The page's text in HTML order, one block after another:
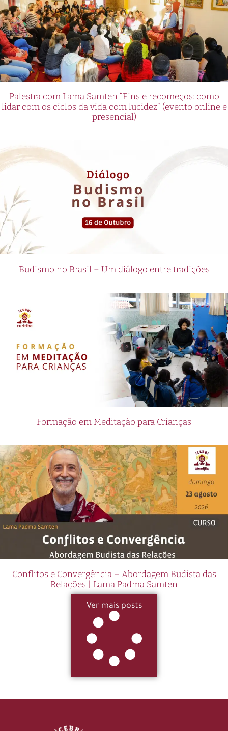
Palestra com Lama Samten “Fins e recomeços: como
lidar com os ciclos da vida com lucidez” (evento online e
presencial)
Budismo no Brasil – Um diálogo entre tradições
Formação em Meditação para Crianças
Conflitos e Convergência – Abordagem Budista das
Relações | Lama Padma Samten
Ver mais posts